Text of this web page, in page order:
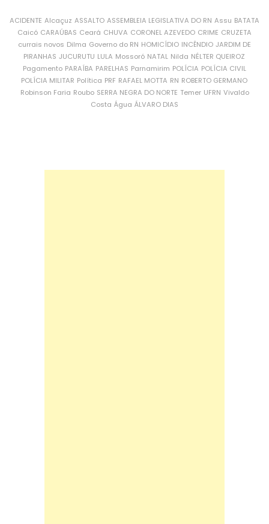
ACIDENTE Alcaçuz ASSALTO ASSEMBLEIA LEGISLATIVA DO RN Assu BATATA
Caicó CARAÚBAS Ceará CHUVA CORONEL AZEVEDO CRIME CRUZETA
currais novos Dilma Governo do RN HOMICÍDIO INCÊNDIO JARDIM DE
PIRANHAS JUCURUTU LULA Mossoró NATAL Nilda NÉLTER QUEIROZ
Pagamento PARAÍBA PARELHAS Parnamirim POLÍCIA POLÍCIA CIVIL
POLÍCIA MILITAR Política PRF RAFAEL MOTTA RN ROBERTO GERMANO
Robinson Faria Roubo SERRA NEGRA DO NORTE Temer UFRN Vivaldo
Costa Água ÁLVARO DIAS